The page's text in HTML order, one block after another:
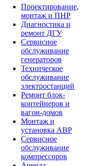
Проектирование,
монтаж и ПНР
Диагностика и
ремонт ДГУ
Сервисное
обслуживание
генераторов
Техническое
обслуживание
электростанций
Ремонт блок-
контейнеров и
вагон-домов
Монтаж и
установка АВР
Сервисное
обслуживание
компрессоров